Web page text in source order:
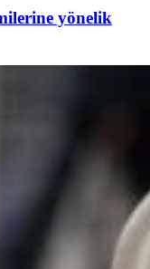
yönelik